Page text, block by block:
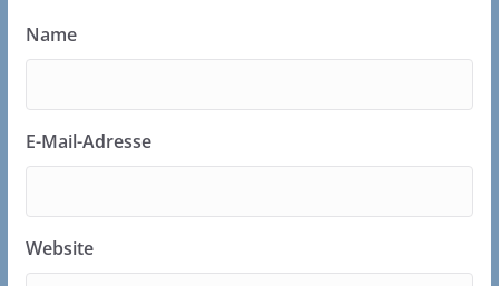
Name
E-Mail-Adresse
Website